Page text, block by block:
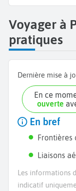
Voyager à
pratiques
Dernière mise à
En ce
ouverte
En bref
Frontières
Liaisons
Les informations
indicatif